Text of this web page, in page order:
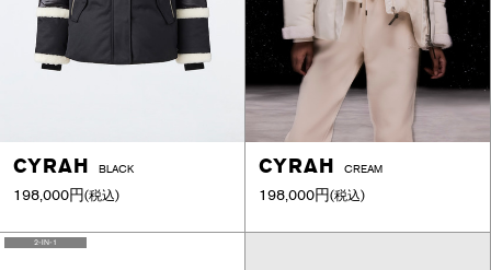
CYRAH BLACK
198,000円(税込)
CYRAH CREAM
198,000円(税込)
2-IN-1